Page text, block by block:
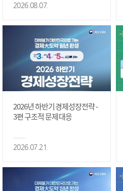
2026.08.07.
2026년 하반기 경제성장전략 -
3편 구조적 문제 대응
2026.07.21.